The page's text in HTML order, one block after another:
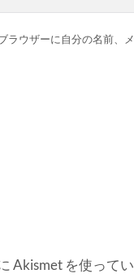
ラウザーに自分の名前、
Akismet を使ってい